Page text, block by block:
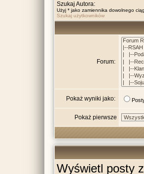
Szukaj Autora:
Użyj * jako zamiennika dowolnego
Szukaj użytkowników
Forum:
Pokaż wyniki jako:
Pokaż pierwsze
Wyświetl posty